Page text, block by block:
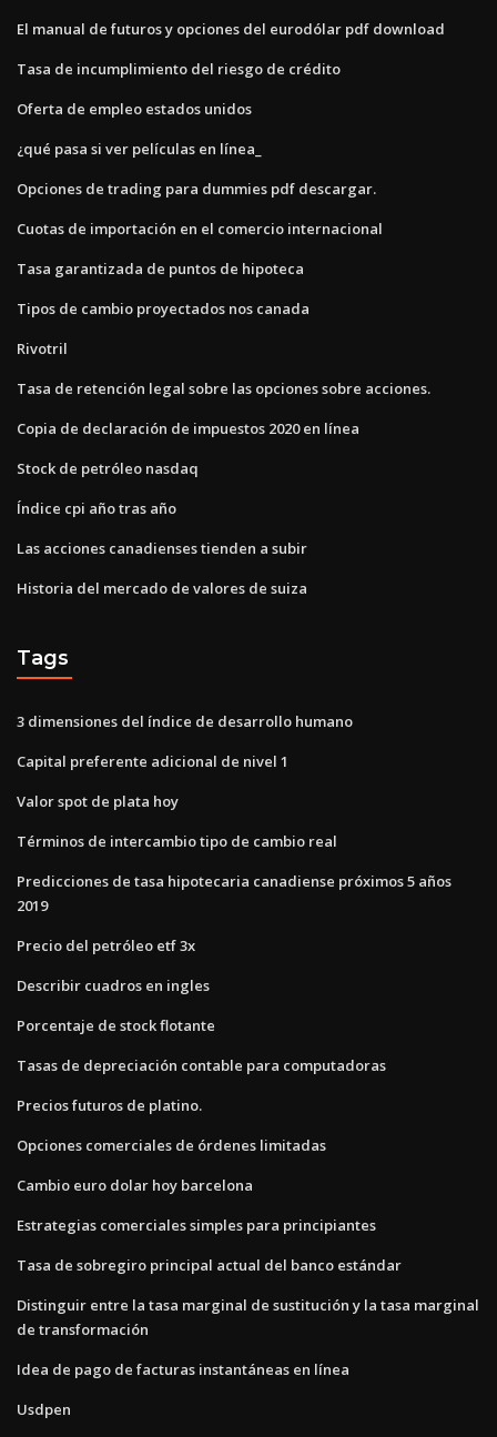
El manual de futuros y opciones del eurodólar pdf download
Tasa de incumplimiento del riesgo de crédito
Oferta de empleo estados unidos
¿qué pasa si ver películas en línea_
Opciones de trading para dummies pdf descargar.
Cuotas de importación en el comercio internacional
Tasa garantizada de puntos de hipoteca
Tipos de cambio proyectados nos canada
Rivotril
Tasa de retención legal sobre las opciones sobre acciones.
Copia de declaración de impuestos 2020 en línea
Stock de petróleo nasdaq
Índice cpi año tras año
Las acciones canadienses tienden a subir
Historia del mercado de valores de suiza
Tags
3 dimensiones del índice de desarrollo humano
Capital preferente adicional de nivel 1
Valor spot de plata hoy
Términos de intercambio tipo de cambio real
Predicciones de tasa hipotecaria canadiense próximos 5 años
2019
Precio del petróleo etf 3x
Describir cuadros en ingles
Porcentaje de stock flotante
Tasas de depreciación contable para computadoras
Precios futuros de platino.
Opciones comerciales de órdenes limitadas
Cambio euro dolar hoy barcelona
Estrategias comerciales simples para principiantes
Tasa de sobregiro principal actual del banco estándar
Distinguir entre la tasa marginal de sustitución y la tasa marginal
de transformación
Idea de pago de facturas instantáneas en línea
Usdpen